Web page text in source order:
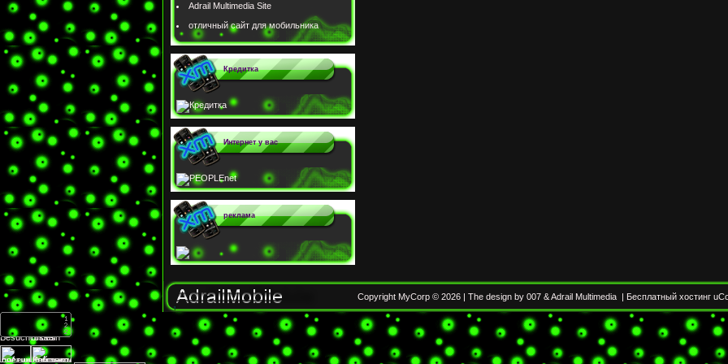
Adrail Multimedia Site
отличный сайт для мобильника
Кредитка
Интернет у вас
реклама
Copyright MyCorp © 2026 | The design by 007 &Adrail Multimedia | Бесплатный хостинг